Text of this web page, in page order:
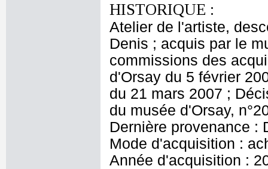
HISTORIQUE :
Atelier de l'artiste,
Denis ; acquis par le
commissions des
d'Orsay du 5 février
du 21 mars 2007 ;
du musée d'Orsay,
Dernière provenance :
Mode d'acquisition :
Année d'acquisition :